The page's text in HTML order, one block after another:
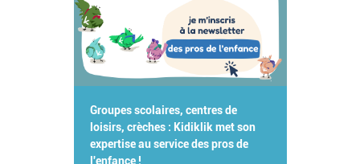
Groupes scolaires, centres de
loisirs, crèches : Kidiklik met son
expertise au service des pros de